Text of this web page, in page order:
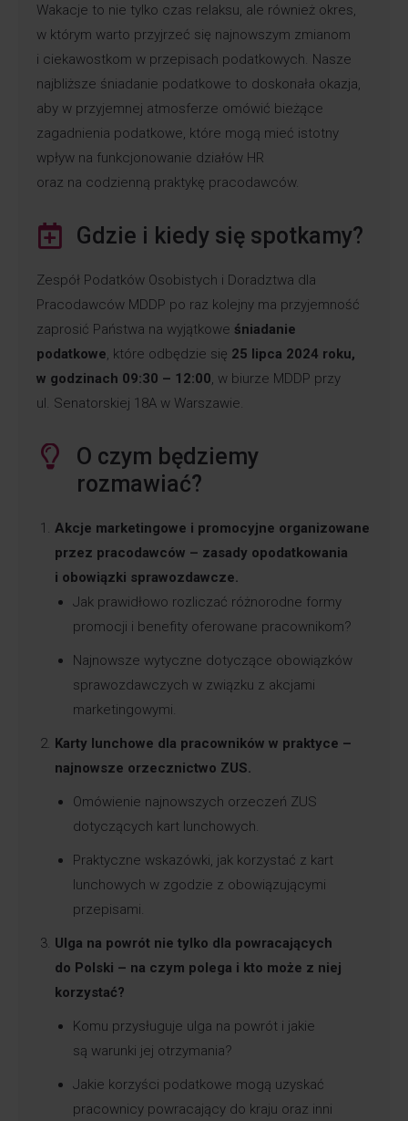
Wakacje to nie tylko czas relaksu, ale również okres,
w którym warto przyjrzeć się najnowszym zmianom
i ciekawostkom w przepisach podatkowych. Nasze
najbliższe śniadanie podatkowe to doskonała okazja,
aby w przyjemnej atmosferze omówić bieżące
zagadnienia podatkowe, które mogą mieć istotny
wpływ na funkcjonowanie działów HR
oraz na codzienną praktykę pracodawców.
Gdzie i kiedy się spotkamy?
Zespół Podatków Osobistych i Doradztwa dla
Pracodawców MDDP po raz kolejny ma przyjemność
zaprosić Państwa na wyjątkowe śniadanie
podatkowe , które odbędzie się 25 lipca 2024 roku,
w godzinach 09:30 – 12:00 , w biurze MDDP przy
ul. Senatorskiej 18A w Warszawie.
O czym będziemy
rozmawiać?
Akcje marketingowe i promocyjne organizowane
przez pracodawców – zasady opodatkowania
i obowiązki sprawozdawcze.
Jak prawidłowo rozliczać różnorodne formy
promocji i benefity oferowane pracownikom?
Najnowsze wytyczne dotyczące obowiązków
sprawozdawczych w związku z akcjami
marketingowymi.
Karty lunchowe dla pracowników w praktyce –
najnowsze orzecznictwo ZUS.
Omówienie najnowszych orzeczeń ZUS
dotyczących kart lunchowych.
Praktyczne wskazówki, jak korzystać z kart
lunchowych w zgodzie z obowiązującymi
przepisami.
Ulga na powrót nie tylko dla powracających
do Polski – na czym polega i kto może z niej
korzystać?
Komu przysługuje ulga na powrót i jakie
są warunki jej otrzymania?
Jakie korzyści podatkowe mogą uzyskać
pracownicy powracający do kraju oraz inni